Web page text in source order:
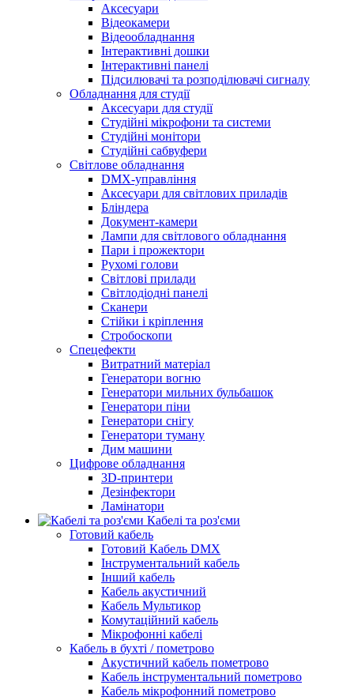
Аксесуари
Відеокамери
Відеообладнання
Інтерактивні дошки
Інтерактивні панелі
Підсилювачі та розподілювачі сигналу
Обладнання для студії
Аксесуари для студії
Студійні мікрофони та системи
Студійні монітори
Студійні сабвуфери
Світлове обладнання
DMX-управління
Аксесуари для світлових приладів
Бліндера
Документ-камери
Лампи для світлового обладнання
Пари і прожектори
Рухомі голови
Світлові прилади
Світлодіодні панелі
Сканери
Стійки і кріплення
Стробоскопи
Спецефекти
Витратний матеріал
Генератори вогню
Генератори мильних бульбашок
Генератори піни
Генератори снігу
Генератори туману
Дим машини
Цифрове обладнання
3D-принтери
Дезінфектори
Ламінатори
Кабелі та роз'єми
Готовий кабель
Готовий Кабель DMX
Інструментальний кабель
Інший кабель
Кабель акустичний
Кабель Мультикор
Комутаційний кабель
Мікрофонні кабелі
Кабель в бухті / пометрово
Акустичний кабель пометрово
Кабель інструментальний пометрово
Кабель мікрофонний пометрово